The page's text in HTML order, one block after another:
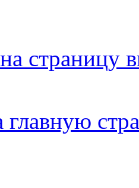
страницу
главную